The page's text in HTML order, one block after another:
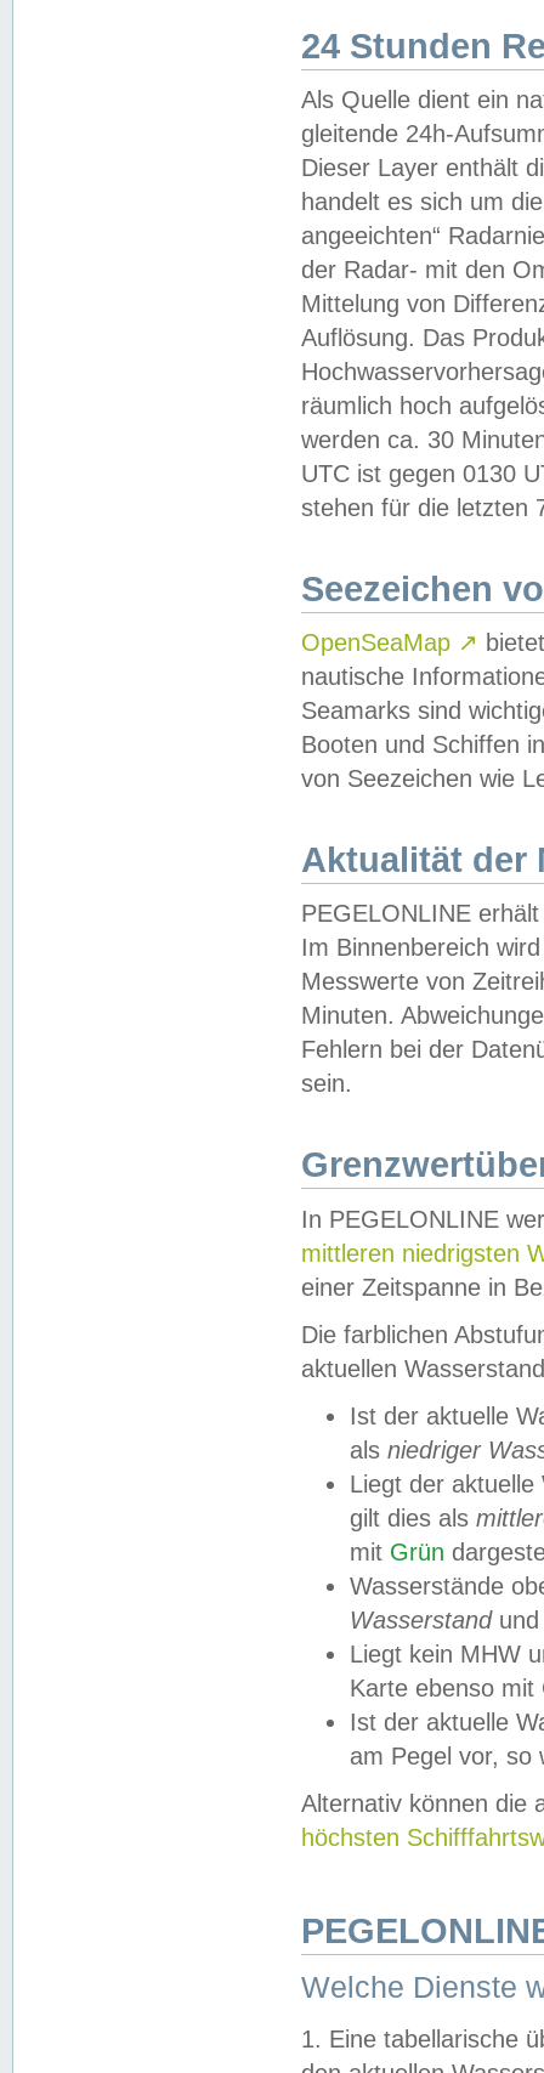
24 Stunden
Als Quelle dient ein
gleitende 24h-
Dieser Layer enthält
handelt es sich um
angeeichten“
der Radar- mit den
Mittelung von
Auflösung. Das
räumlich hoch
werden ca. 30
UTC ist gegen 0130
stehen für die letzten
Seezeichen
OpenSeaMap ↗
nautische
Seamarks sind
Booten und Schiffen
von Seezeichen wie
Aktualität der
PEGELONLINE
Im Binnenbereich
Messwerte von
Minuten.
Fehlern bei der
sein.
In PEGELONLINE
mittleren niedrigsten
einer Zeitspanne in
Die farblichen
aktuellen
Ist der aktuelle
als niedriger
Liegt der
gilt dies als
mit Grün
Wasserstände
Wasserstandund
Liegt kein MHW
Karte ebenso mit
Ist der aktuelle
am Pegel vor,
Alternativ können die
höchsten
Welche Dienste
1. Eine tabellarische